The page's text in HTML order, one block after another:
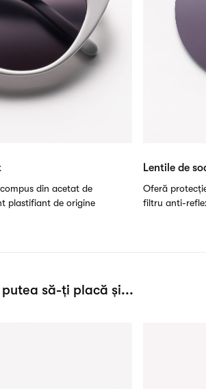
din acetat de
plastifiant de origine
Lentile de
Oferă
filtru anti-
putea să-ți placă și...